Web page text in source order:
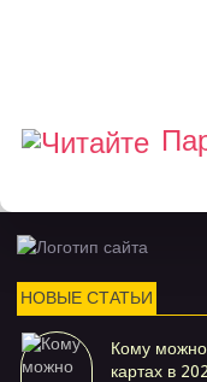
НОВЫЕ СТАТЬИ
Кому можно
картах в